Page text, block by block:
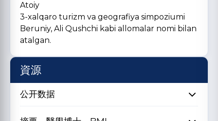
Atoiy
3-xalqaro turizm va geografiya simpoziumi
Beruniy, Ali Qushchi kabi allomalar nomi bilan
atalgan.
資源
公开数据